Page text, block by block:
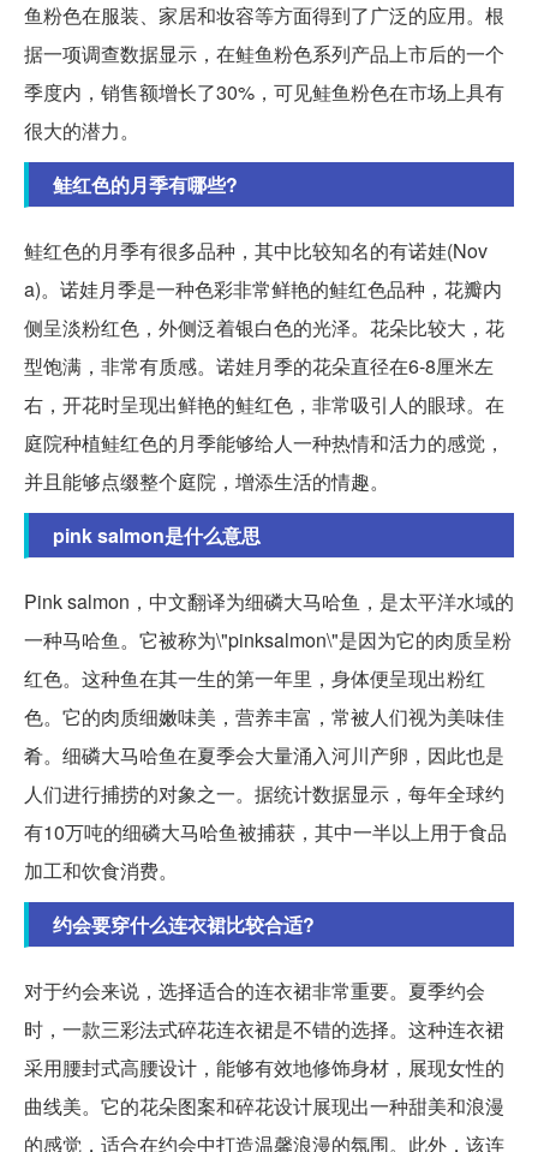
鱼粉色在服装、家居和妆容等方面得到了广泛的应用。根
据一项调查数据显示，在鲑鱼粉色系列产品上市后的一个
季度内，销售额增长了30%，可见鲑鱼粉色在市场上具有
很大的潜力。
鲑红色的月季有哪些?
鲑红色的月季有很多品种，其中比较知名的有诺娃(Nov
a)。诺娃月季是一种色彩非常鲜艳的鲑红色品种，花瓣内
侧呈淡粉红色，外侧泛着银白色的光泽。花朵比较大，花
型饱满，非常有质感。诺娃月季的花朵直径在6-8厘米左
右，开花时呈现出鲜艳的鲑红色，非常吸引人的眼球。在
庭院种植鲑红色的月季能够给人一种热情和活力的感觉，
并且能够点缀整个庭院，增添生活的情趣。
pink salmon是什么意思
Pink salmon，中文翻译为细磷大马哈鱼，是太平洋水域的
一种马哈鱼。它被称为\"pinksalmon\"是因为它的肉质呈粉
红色。这种鱼在其一生的第一年里，身体便呈现出粉红
色。它的肉质细嫩味美，营养丰富，常被人们视为美味佳
肴。细磷大马哈鱼在夏季会大量涌入河川产卵，因此也是
人们进行捕捞的对象之一。据统计数据显示，每年全球约
有10万吨的细磷大马哈鱼被捕获，其中一半以上用于食品
加工和饮食消费。
约会要穿什么连衣裙比较合适?
对于约会来说，选择适合的连衣裙非常重要。夏季约会
时，一款三彩法式碎花连衣裙是不错的选择。这种连衣裙
采用腰封式高腰设计，能够有效地修饰身材，展现女性的
曲线美。它的花朵图案和碎花设计展现出一种甜美和浪漫
的感觉，适合在约会中打造温馨浪漫的氛围。此外，该连